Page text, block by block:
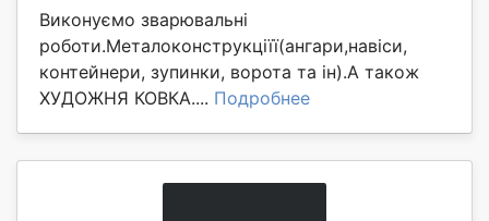
Виконуємо зварювальні
роботи.Металоконструкціїї(ангари,навіси,
контейнери, зупинки, ворота та ін).А також
ХУДОЖНЯ КОВКА.... Подробнее